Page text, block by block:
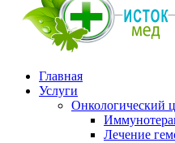
Главная
Услуги
Онкологический
Лечение